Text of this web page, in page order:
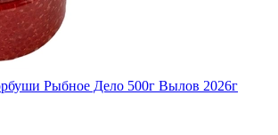
Рыбное Дело 500г Вылов 2026г